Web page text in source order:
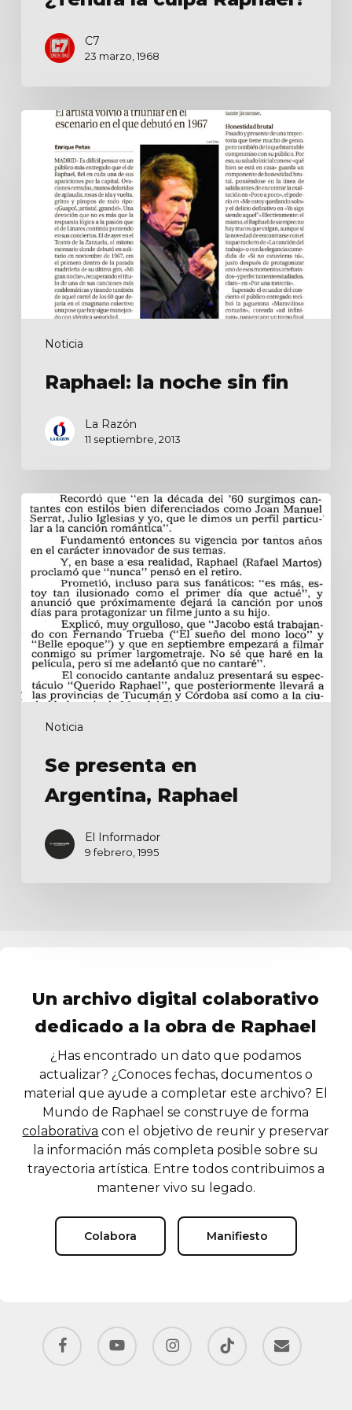
C7
23 marzo, 1968
Noticia
Raphael:
noche
Raphael: la noche sin fin
La Razón
11 septiembre, 2013
Noticia
Se
presenta
Argentina,
Raphael
Se presenta en
Argentina, Raphael
El Informador
9 febrero, 1995
Un archivo digital colaborativo
dedicado a la obra de Raphael
¿Has encontrado un dato que podamos
actualizar? ¿Conoces fechas, documentos o
material que ayude a completar este archivo? El
Mundo de Raphael se construye de forma
colaborativa con el objetivo de reunir y preservar
la información más completa posible sobre su
trayectoria artística. Entre todos contribuimos a
mantener vivo su legado.
Colabora Manifiesto
facebook youtube instagram tiktok email